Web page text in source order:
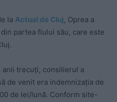
la Actual de Cluj, Oprea a
partea fiului său, care este
trecuți, consilierul a
de venit era indemnizația de
de lei/lună. Conform site-